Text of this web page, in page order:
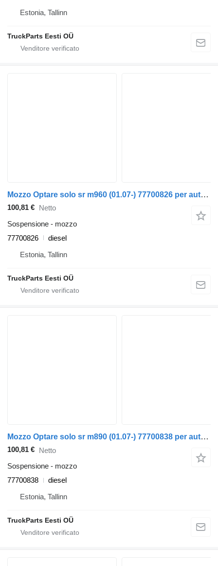
Estonia, Tallinn
TruckParts Eesti OÜ
Mozzo Optare solo sr m960 (01.07-) 77700826 per autobus Optare Solo Sr, Tempo, Versa, Olymus, Toro (2004-)
100,81 € Netto
Sospensione - mozzo
77700826
diesel
Estonia, Tallinn
TruckParts Eesti OÜ
Mozzo Optare solo sr m890 (01.07-) 77700838 per autobus Optare Solo Sr, Tempo, Versa, Olymus, Toro (2004-)
100,81 € Netto
Sospensione - mozzo
77700838
diesel
Estonia, Tallinn
TruckParts Eesti OÜ